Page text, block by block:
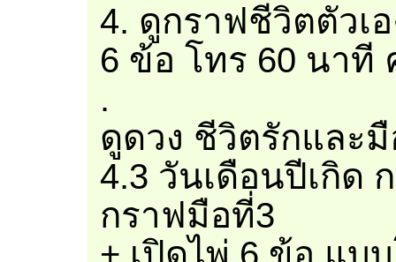
4. ดูกราฟชีวิตตัวเ
6 ข้อ โทร 60 นาที
.
ดูดวง ชีวิตรักและ
4.3 วันเดือนปีเกิด
กราฟมือที่3